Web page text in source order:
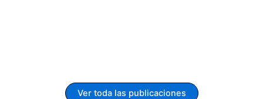
Ver toda las publicaciones